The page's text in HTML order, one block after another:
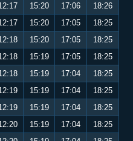
15:20 17:06
18:26
15:20 17:05
18:25
15:20 17:05
18:25
15:19 17:05
18:25
15:19 17:04
18:25
15:19 17:04
18:25
15:19 17:04
18:25
15:19 17:04
18:25